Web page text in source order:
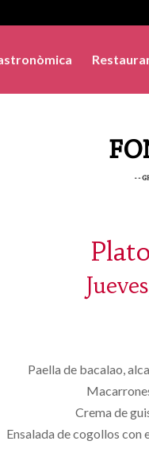
Paella de bacalao,
Crema de
Ensalada de cogollos con